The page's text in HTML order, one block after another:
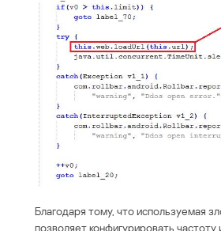
Благодаря тому, что используемая
позволяет конфигурировать частоту